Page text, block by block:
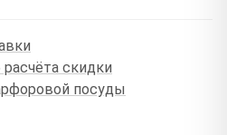
скидки
посуды